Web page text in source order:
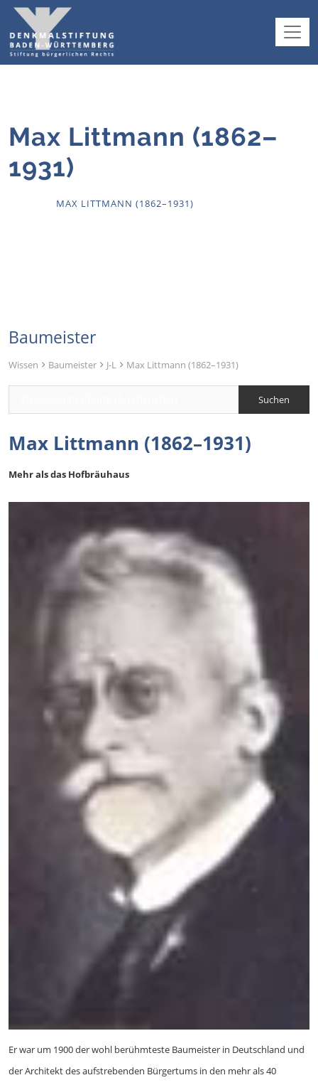
Max Littmann (1862–
1931)
MAX LITTMANN (1862–1931)
Baumeister
Wissen Baumeister J-L Max Littmann (1862–1931)
Max Littmann (1862–1931)
Mehr als das Hofbräuhaus
Er war um 1900 der wohl berühmteste Baumeister in Deutschland und
der Architekt des aufstrebenden Bürgertums in den mehr als 40